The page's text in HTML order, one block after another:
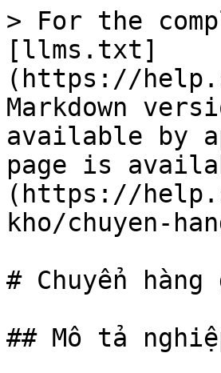
> For the
[llms.txt]
(https://
Markdown
available by
page is
(https://
kho/chuyen-
# Chuyển
## Mô tả